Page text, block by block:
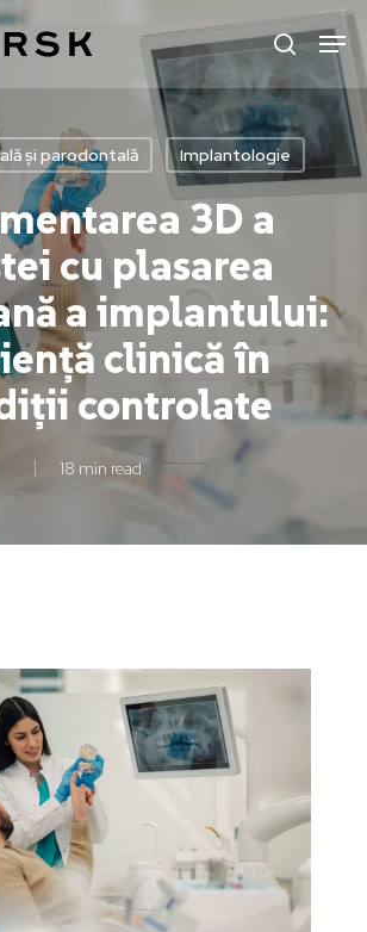
și parodontală Implantologie
3D a
cu plasarea
a implantului:
clinică în
controlate
18 min read